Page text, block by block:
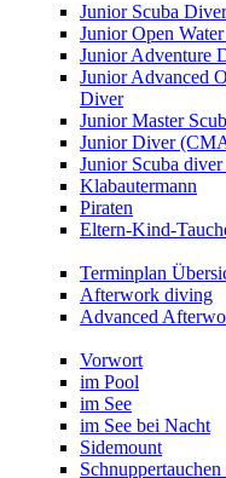
Junior Scuba Diver
Junior Open
Junior Adventure
Junior Advanced
Diver
Junior Master
Junior Diver
Junior Scuba
Klabautermann
Piraten
Eltern-Kind-
Terminplan
Afterwork diving
Advanced
Vorwort
im Pool
im See
im See bei Nacht
Sidemount